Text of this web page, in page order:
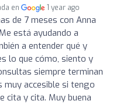
en 1 year ago
de 7 meses con Anna
está ayudando a
a entender qué y
lo que cómo, siento y
siempre terminan
muy accesible si tengo
cita y cita. Muy buena